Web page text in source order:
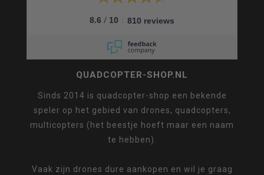
8.6 / 10 810 reviews
QUADCOPTER-SHOP.NL
Sinds 2014 is quadcopter-shop een bekende
speler op het gebied van drones, quadcopters,
multicopters (het beestje hoeft maar een naam
te hebben).
Vaak zijn drones dure aankopen en wil je graag